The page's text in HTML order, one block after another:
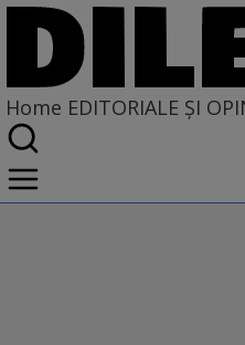
Home EDITORIALE ȘI